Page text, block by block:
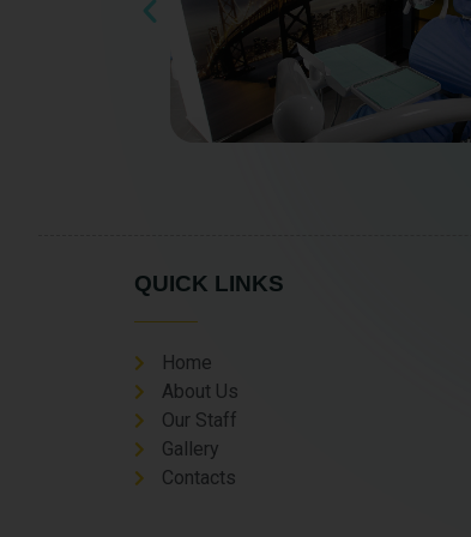
QUICK LINKS
Home
About Us
Our Staff
Gallery
Contacts